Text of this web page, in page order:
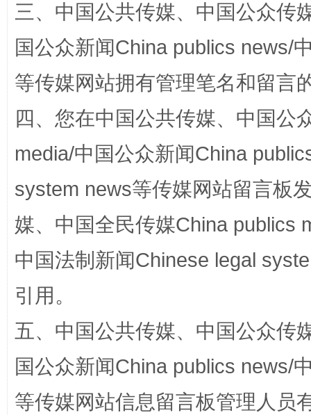
国家大学科技园优化重塑工作
三、中国公共传媒、中国公众传
国公众新闻China publics news/
等传媒网站拥有管理笔名和留言
四、您在中国公共传媒、中国公
media/中国公众新闻China
system news等传媒网站留言板
媒、中国全民传媒China publics
中国法制新闻Chinese legal
引用。
五、中国公共传媒、中国公众传
国公众新闻China publics news/
等传媒网站信息留言板管理人员